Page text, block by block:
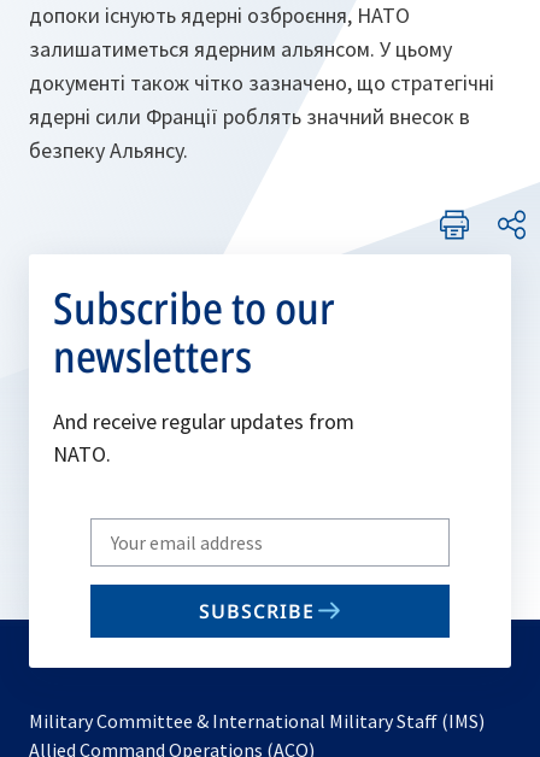
допоки існують ядерні озброєння, НАТО
залишатиметься ядерним альянсом. У цьому
документі також чітко зазначено, що стратегічні
ядерні сили Франції роблять значний внесок в
безпеку Альянсу.
Subscribe to our
newsletters
And receive regular updates from
NATO.
Write
your
email
SUBSCRIBE
Military Committee & International Military Staff (IMS)
Allied Command Operations (ACO)